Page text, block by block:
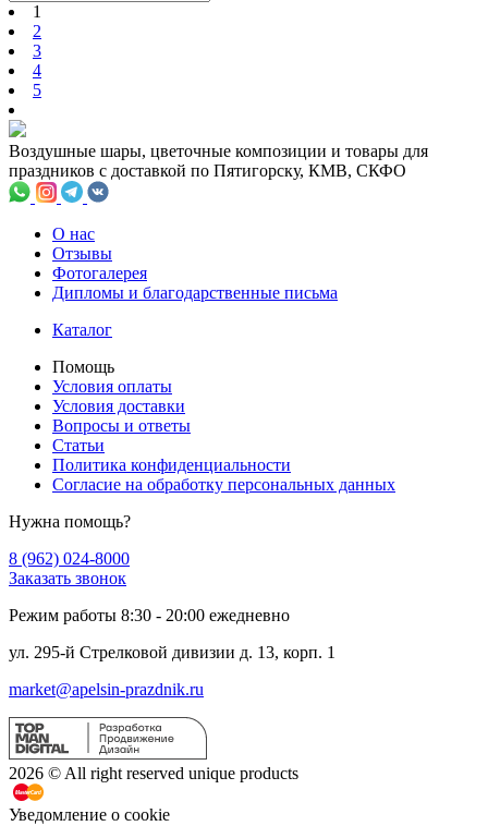
1
2
3
4
5
Воздушные шары, цветочные композиции и товары для
праздников с доставкой по Пятигорску, КМВ, СКФО
О нас
Отзывы
Фотогалерея
Дипломы и благодарственные письма
Каталог
Помощь
Условия оплаты
Условия доставки
Вопросы и ответы
Статьи
Политика конфиденциальности
Cогласие на обработку персональных данных
Нужна помощь?
8 (962) 024-8000
Заказать звонок
Режим работы 8:30 - 20:00 ежедневно
ул. 295-й Стрелковой дивизии д. 13, корп. 1
market@apelsin-prazdnik.ru
2026 © All right reserved unique products
Уведомление о cookie